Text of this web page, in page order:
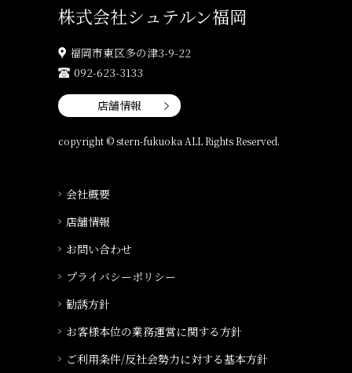
株式会社シュテルン福岡
福岡市東区多の津3-9-22
092-623-3133
店舗情報
copyright © stern-fukuoka ALL Rights Reserved.
会社概要
店舗情報
お問い合わせ
プライバシーポリシー
勧誘方針
お客様本位の業務運営に関する方針
ご利用条件/反社会勢力に対する基本方針